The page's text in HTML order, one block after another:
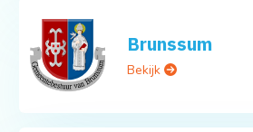
Brunssum
Bekijk